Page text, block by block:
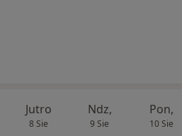
Jutro
8 Sie
Ndz,
9 Sie
Pon,
10 Sie